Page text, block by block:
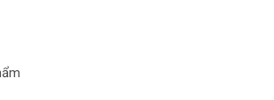
có thể trả góp để thuận tiện hơn.
lòng với sản phẩm, bạn có thể đổi hoặc
30 ngày. Hãy đến ngay bây giờ!